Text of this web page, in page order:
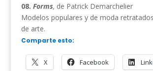
08. Forms, de Patrick Demarchelier
Modelos populares y de moda
de arte.
Comparte esto:
X Facebook